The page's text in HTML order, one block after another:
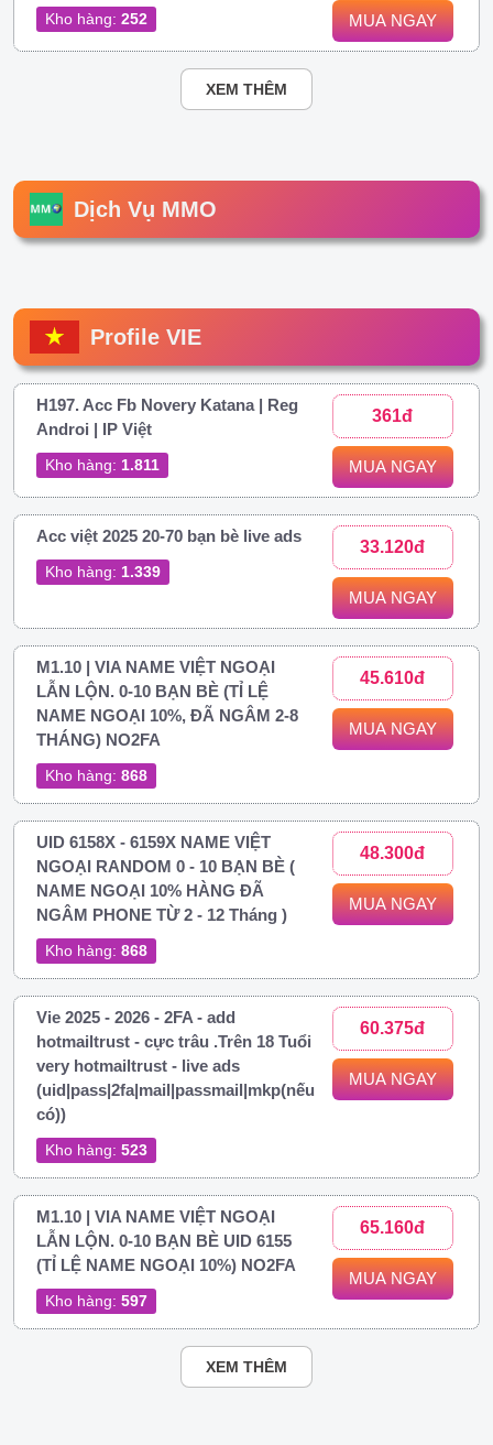
Kho hàng: 252 MUA NGAY
XEM THÊM
Dịch Vụ MMO
Profile VIE
H197. Acc Fb Novery Katana | Reg
Androi | IP Việt
Kho hàng: 1.811
361đ
MUA NGAY
Acc việt 2025 20-70 bạn bè live ads
Kho hàng: 1.339
33.120đ
MUA NGAY
M1.10 | VIA NAME VIỆT NGOẠI
LẪN LỘN. 0-10 BẠN BÈ (TỈ LỆ
NAME NGOẠI 10%, ĐÃ NGÂM 2-8
THÁNG) NO2FA
Kho hàng: 868
45.610đ
MUA NGAY
UID 6158X - 6159X NAME VIỆT
NGOẠI RANDOM 0 - 10 BẠN BÈ (
NAME NGOẠI 10% HÀNG ĐÃ
NGÂM PHONE TỪ 2 - 12 Tháng )
Kho hàng: 868
48.300đ
MUA NGAY
Vie 2025 - 2026 - 2FA - add
hotmailtrust - cực trâu .Trên 18 Tuổi
very hotmailtrust - live ads
(uid|pass|2fa|mail|passmail|mkp(nếu
có))
Kho hàng: 523
60.375đ
MUA NGAY
M1.10 | VIA NAME VIỆT NGOẠI
LẪN LỘN. 0-10 BẠN BÈ UID 6155
(TỈ LỆ NAME NGOẠI 10%) NO2FA
Kho hàng: 597
65.160đ
MUA NGAY
XEM THÊM